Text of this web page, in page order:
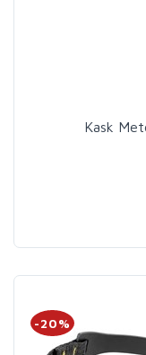
Kask
-20%